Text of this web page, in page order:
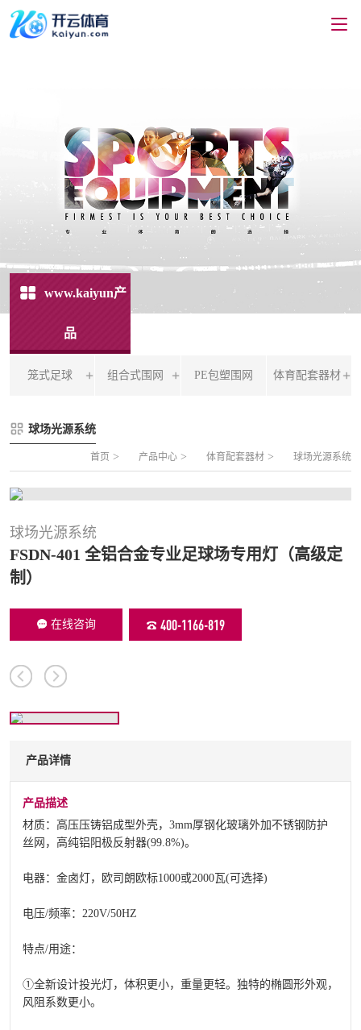
www.kaiyun产
品
笼式足球
FLZ-B 夹芯板笼式足球
FLZ-C 半格栅笼式足球
FLZ-D PE包塑笼式足球
组合式围网
片装组合式围网
PE包塑围网 体育配套器材
球场光源系统
首页 > 产品中心 > 体育配套器材 > 球场光源系统
球场光源系统
FSDN-401 全铝合金专业足球场专用灯（高级定
制）
在线咨询 400-1166-819
产品详情
产品描述
材质：高压压铸铝成型外壳，3mm厚钢化玻璃外加不锈钢防护
丝网，高纯铝阳极反射器(99.8%)。
电器：金卤灯，欧司朗欧标1000或2000瓦(可选择)
电压/频率：220V/50HZ
特点/用途：
①全新设计投光灯，体积更小，重量更轻。独特的椭圆形外观，
风阻系数更小。